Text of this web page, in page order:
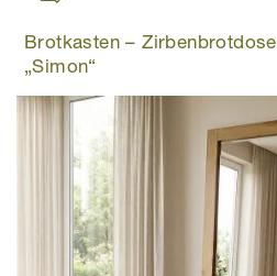
Brotkasten – Zirbenbrotdose
„Simon“